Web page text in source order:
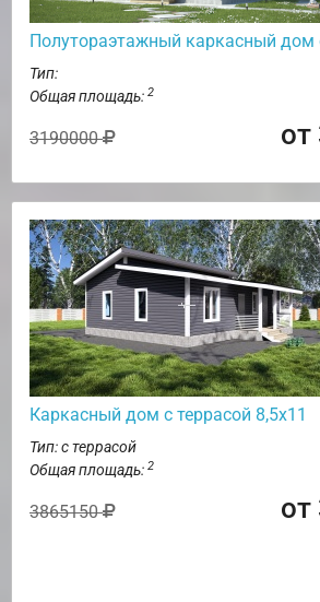
Полутораэтажный каркасный дом
Тип:
Общая площадь: 2
3190000 от
Каркасный дом с террасой 8,5х11
Тип: с террасой
Общая площадь: 2
3865150 от